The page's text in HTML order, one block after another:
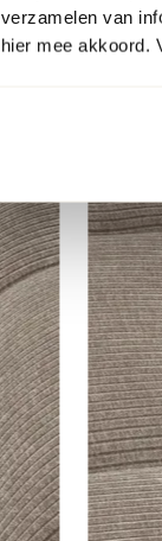
verzamelen van
hier mee akkoord.